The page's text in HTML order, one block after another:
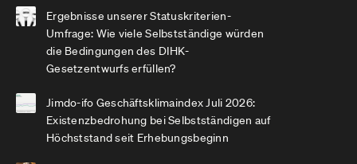
Ergebnisse unserer Statuskriterien-
Umfrage: Wie viele Selbstständige würden
die Bedingungen des DIHK-
Gesetzentwurfs erfüllen?
Jimdo-ifo Geschäftsklimaindex Juli 2026:
Existenzbedrohung bei Selbstständigen auf
Höchststand seit Erhebungsbeginn